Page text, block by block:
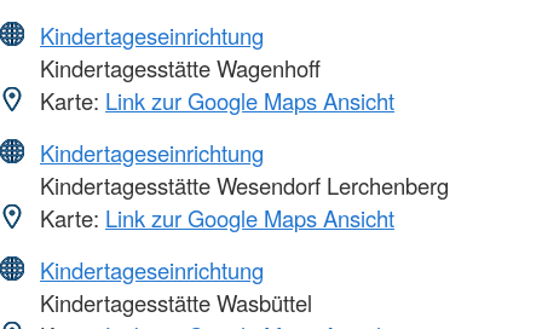
Kindertageseinrichtung
Kindertagesstätte Wagenhoff
Karte: Link zur Google Maps Ansicht
Kindertageseinrichtung
Kindertagesstätte Wesendorf Lerchenberg
Karte: Link zur Google Maps Ansicht
Kindertageseinrichtung
Kindertagesstätte Wasbüttel